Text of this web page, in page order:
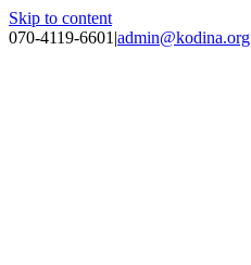
Skip to content
070-4119-6601 |admin@kodina.org